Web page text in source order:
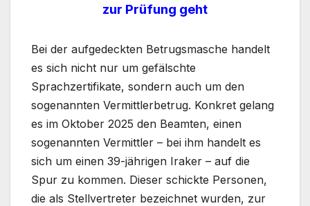
zur Prüfung geht
Bei der aufgedeckten Betrugsmasche handelt
es sich nicht nur um gefälschte
Sprachzertifikate, sondern auch um den
sogenannten Vermittlerbetrug. Konkret gelang
es im Oktober 2025 den Beamten, einen
sogenannten Vermittler – bei ihm handelt es
sich um einen 39-jährigen Iraker – auf die
Spur zu kommen. Dieser schickte Personen,
die als Stellvertreter bezeichnet wurden, zur